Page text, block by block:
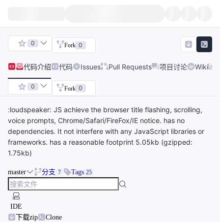
0 Fork 0
代码介绍 代码 Issues Pull Requests 项目讨论 Wiki
0 Fork 0
:loudspeaker: JS achieve the browser title flashing, scrolling,
voice prompts, Chrome/Safari/FireFox/IE notice. has no
dependencies. It not interfere with any JavaScript libraries or
frameworks. has a reasonable footprint 5.05kb (gzipped:
1.75kb)
master 分支 7 Tags 25
IDE
下载zip
Clone